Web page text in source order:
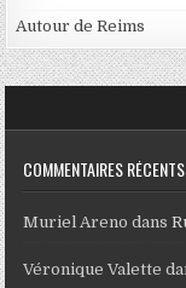
Autour de Reims
COMMENTAIRES RÉCENTS
Muriel Areno dans
Véronique Valette